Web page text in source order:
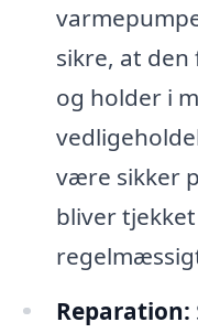
sikre, at
og holder i
være sikker
bliver
Reparation: